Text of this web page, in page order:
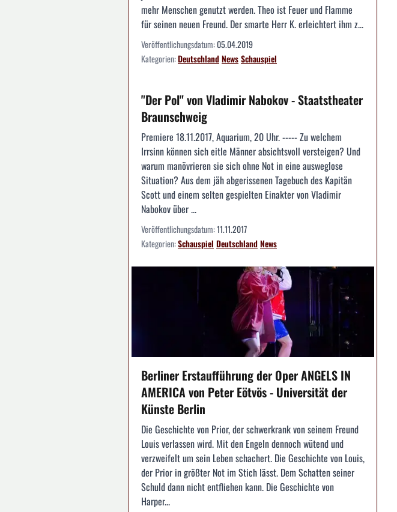
mehr Menschen genutzt werden. Theo ist Feuer und Flamme
für seinen neuen Freund. Der smarte Herr K. erleichtert ihm z...
Veröffentlichungsdatum:05.04.2019
Kategorien:DeutschlandNewsSchauspiel
"Der Pol" von Vladimir Nabokov - Staatstheater
Braunschweig
Premiere 18.11.2017, Aquarium, 20 Uhr. ----- Zu welchem
Irrsinn können sich eitle Männer absichtsvoll versteigen? Und
warum manövrieren sie sich ohne Not in eine ausweglose
Situation? Aus dem jäh abgerissenen Tagebuch des Kapitän
Scott und einem selten gespielten Einakter von Vladimir
Nabokov über ...
Veröffentlichungsdatum:11.11.2017
Kategorien:Schauspiel DeutschlandNews
Berliner Erstaufführung der Oper ANGELS IN
AMERICA von Peter Eötvös - Universität der
Künste Berlin
Die Geschichte von Prior, der schwerkrank von seinem Freund
Louis verlassen wird. Mit den Engeln dennoch wütend und
verzweifelt um sein Leben schachert. Die Geschichte von Louis,
der Prior in größter Not im Stich lässt. Dem Schatten seiner
Schuld dann nicht entfliehen kann. Die Geschichte von
Harper...